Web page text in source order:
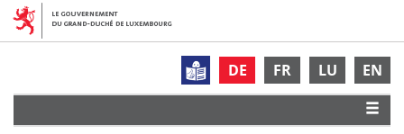
DE FR LU EN